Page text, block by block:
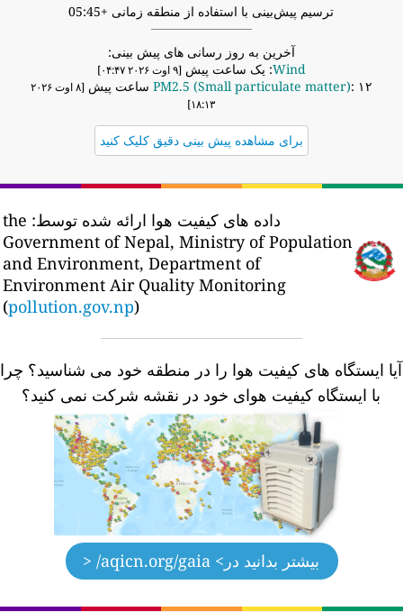
ترسیم پیش‌بینی با استفاده از منطقه زمانی +05:45
آخرین به روز رسانی های پیش بینی:
Wind: یک ساعت پیش
PM2.5 (Small particulate matter) : ۱۲ ساعت پیش
[۸ اوت ۲۰۲۶
۱۸:۱۳]
برای مشاهده پیش بینی دقیق کلیک کنید
داده های کیفیت هوا ارائه شده توسط: the
Government of Nepal, Ministry of Population
and Environment, Department of
Environment Air Quality Monitoring
(pollution.gov.np)
ایستگاه های کیفیت هوا را در منطقه خود می شناسید؟ چرا
با ایستگاه کیفیت هوای خود در نقشه شرکت نمی کنید؟
بیشتر بدانید در> aqicn.org/gaia/ <